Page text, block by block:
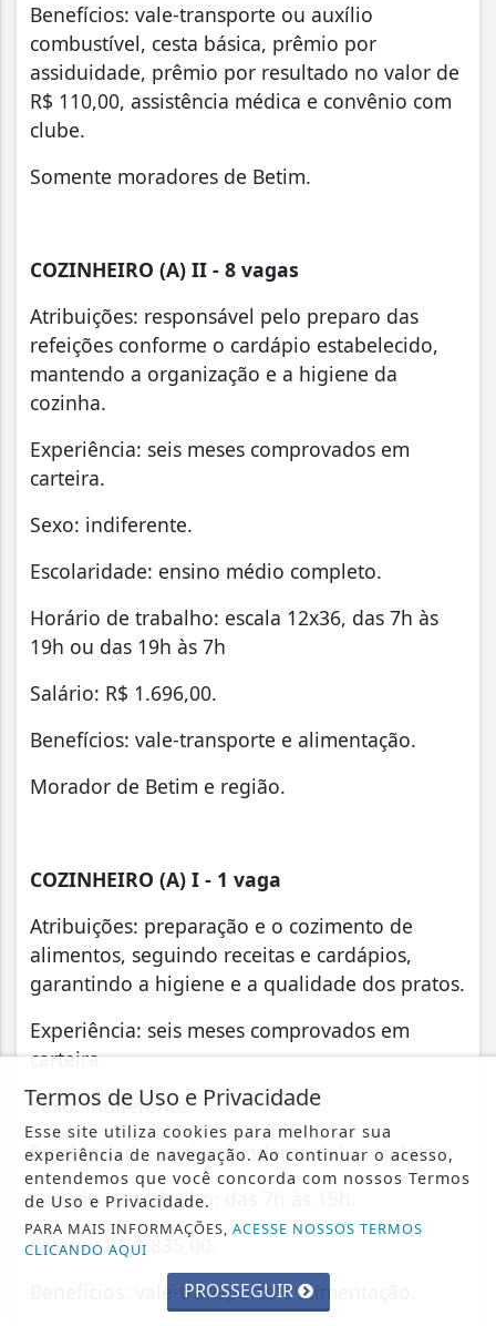
Benefícios: vale-transporte ou auxílio
combustível, cesta básica, prêmio por
assiduidade, prêmio por resultado no valor de
R$ 110,00, assistência médica e convênio com
clube.
Somente moradores de Betim.
COZINHEIRO (A) II - 8 vagas
Atribuições: responsável pelo preparo das
refeições conforme o cardápio estabelecido,
mantendo a organização e a higiene da
cozinha.
Experiência: seis meses comprovados em
carteira.
Sexo: indiferente.
Escolaridade: ensino médio completo.
Horário de trabalho: escala 12x36, das 7h às
19h ou das 19h às 7h
Salário: R$ 1.696,00.
Benefícios: vale-transporte e alimentação.
Morador de Betim e região.
COZINHEIRO (A) I - 1 vaga
Atribuições: preparação e o cozimento de
alimentos, seguindo receitas e cardápios,
garantindo a higiene e a qualidade dos pratos.
Experiência: seis meses comprovados em
carteira.
Sexo: indiferente.
Escolaridade: ensino fundamental completo
Horário de trabalho: das 7h às 15h.
Salário: R$ 1.835,00.
Benefícios: vale-transporte e alimentação.
Termos de Uso e Privacidade
Esse site utiliza cookies para melhorar sua
experiência de navegação. Ao continuar o acesso,
entendemos que você concorda com nossos Termos
de Uso e Privacidade.
PARA MAIS INFORMAÇÕES,ACESSE NOSSOS TERMOS
CLICANDO AQUI
PROSSEGUIR